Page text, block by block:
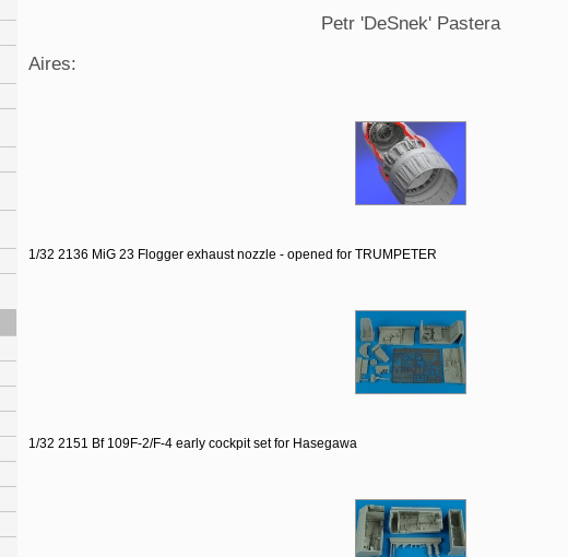
Petr 'DeSnek' Pastera
Aires:
1/32 2136 MiG 23 Flogger exhaust nozzle - opened for TRUMPETER
1/32 2151 Bf 109F-2/F-4 early cockpit set for Hasegawa